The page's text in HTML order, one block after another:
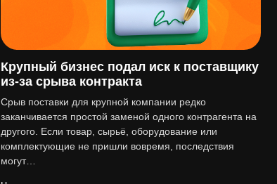
Крупный бизнес подал иск к поставщику
из-за срыва контракта
Срыв поставки для крупной компании редко
заканчивается простой заменой одного контрагента на
другого. Если товар, сырьё, оборудование или
комплектующие не пришли вовремя, последствия
могут…